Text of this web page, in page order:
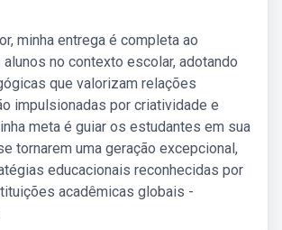
minha entrega é completa ao
no contexto escolar, adotando
que valorizam relações
impulsionadas por criatividade e
meta é guiar os estudantes em sua
tornarem uma geração excepcional,
educacionais reconhecidas por
acadêmicas globais -